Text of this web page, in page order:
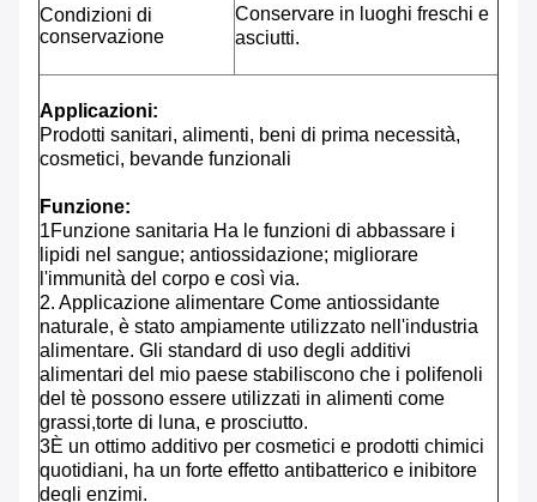
Condizioni di
conservazione
Conservare in luoghi freschi e
asciutti.
Applicazioni:
Prodotti sanitari, alimenti, beni di prima necessità,
cosmetici, bevande funzionali
Funzione:
1Funzione sanitaria Ha le funzioni di abbassare i
lipidi nel sangue; antiossidazione; migliorare
l'immunità del corpo e così via.
2. Applicazione alimentare Come antiossidante
naturale, è stato ampiamente utilizzato nell'industria
alimentare. Gli standard di uso degli additivi
alimentari del mio paese stabiliscono che i polifenoli
del tè possono essere utilizzati in alimenti come
grassi,torte di luna, e prosciutto.
3È un ottimo additivo per cosmetici e prodotti chimici
quotidiani, ha un forte effetto antibatterico e inibitore
degli enzimi.